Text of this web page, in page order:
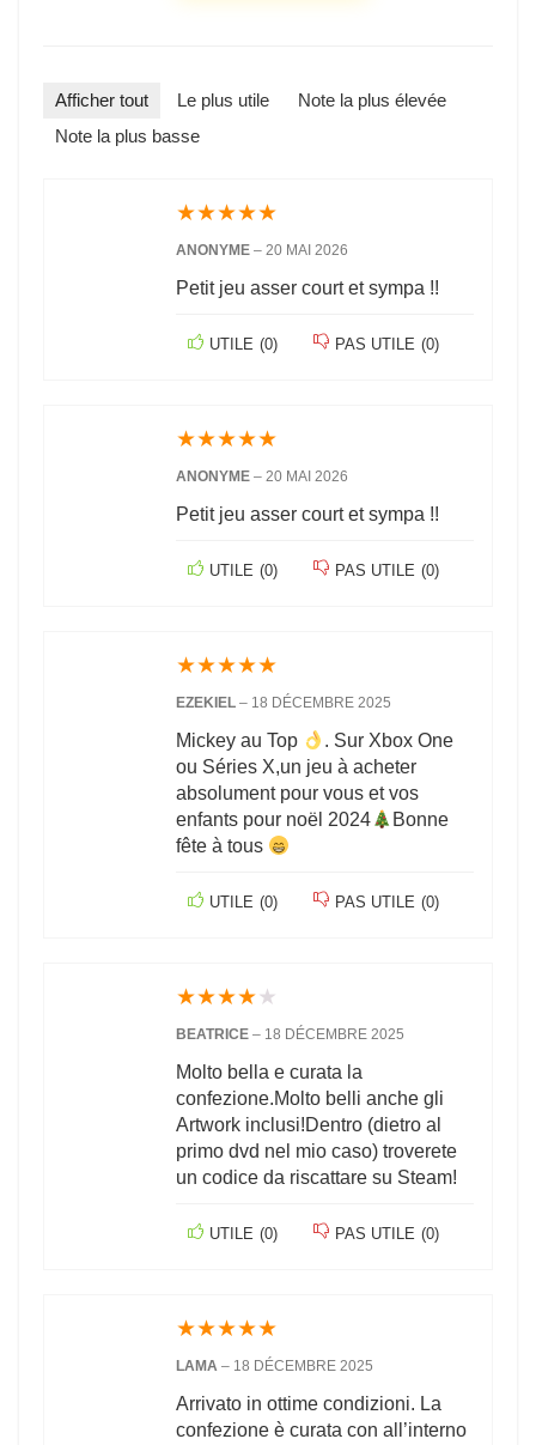
Afficher tout Le plus utile
Note la plus élevée
Note la plus basse
★★★★★
ANONYME – 20 MAI 2026
Petit jeu asser court et sympa !!
UTILE (0) PAS UTILE (0)
★★★★★
ANONYME – 20 MAI 2026
Petit jeu asser court et sympa !!
UTILE (0) PAS UTILE (0)
★★★★★
EZEKIEL – 18 DÉCEMBRE 2025
Mickey au Top
. Sur Xbox One
ou Séries X,un jeu à acheter
absolument pour vous et vos
enfants pour noël 2024
Bonne
fête à tous
UTILE (0) PAS UTILE (0)
★★★★★
BEATRICE – 18 DÉCEMBRE 2025
Molto bella e curata la
confezione.Molto belli anche gli
Artwork inclusi!Dentro (dietro al
primo dvd nel mio caso) troverete
un codice da riscattare su Steam!
UTILE (0) PAS UTILE (0)
★★★★★
LAMA – 18 DÉCEMBRE 2025
Arrivato in ottime condizioni. La
confezione è curata con all’interno